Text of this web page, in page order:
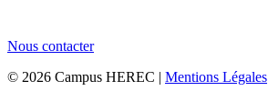
Nous contacter
© 2026 Campus HEREC | Mentions Légales